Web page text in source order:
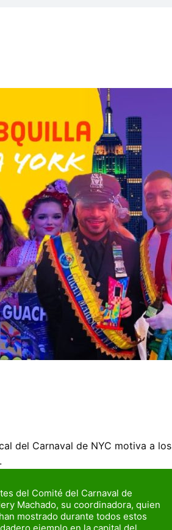
del Carnaval de NYC motiva a los
del Comité del Carnaval de
Machado, su coordinadora, quien
mostrado durante todos estos